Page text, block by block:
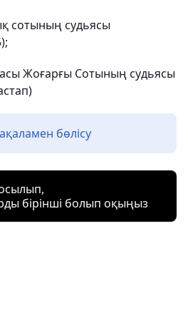
сотының судьясы
Жоғарғы Сотының судьясы
бөлісу
бірінші болып оқыңыз